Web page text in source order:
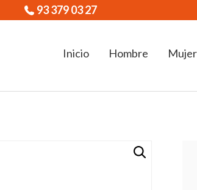
93 379 03 27
Inicio Hombre Mujer